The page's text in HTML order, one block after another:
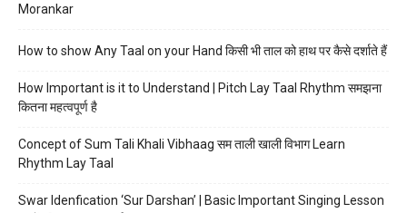
Morankar
How to show Any Taal on your Hand किसी भी ताल को हाथ पर कैसे दर्शाते हैं
How Important is it to Understand | Pitch Lay Taal Rhythm समझना
कितना महत्वपूर्ण है
Concept of Sum Tali Khali Vibhaag सम ताली खाली विभाग Learn
Rhythm Lay Taal
Swar Idenfication ‘Sur Darshan’ | Basic Important Singing Lesson